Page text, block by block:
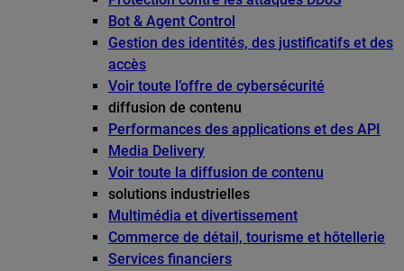
Bot & Agent Control
Gestion des identités, des justificatifs et des
accès
Voir toute l’offre de cybersécurité
diffusion de contenu
Performances des applications et des API
Media Delivery
Voir toute la diffusion de contenu
solutions industrielles
Multimédia et divertissement
Commerce de détail, tourisme et hôtellerie
Services financiers